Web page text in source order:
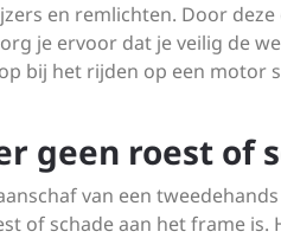
en remlichten. Door
je ervoor dat je veilig de
bij het rijden op een motor
geen roest of
van een
of schade aan het frame is.